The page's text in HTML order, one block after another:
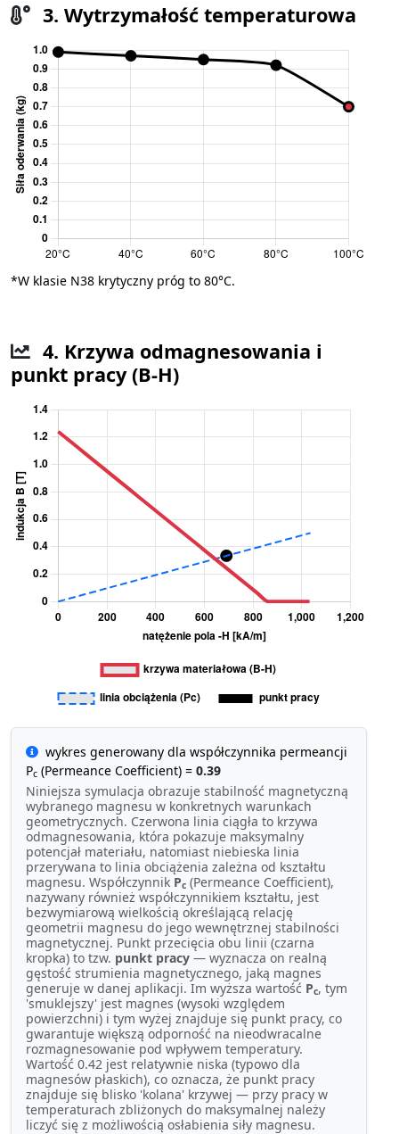
3. Wytrzymałość temperaturowa
*W klasie N38 krytyczny próg to 80°C.
4. Krzywa odmagnesowania i
punkt pracy (B-H)
wykres generowany dla współczynnika permeancji
Pc (Permeance Coefficient) = 0.39
Niniejsza symulacja obrazuje stabilność magnetyczną
wybranego magnesu w konkretnych warunkach
geometrycznych. Czerwona linia ciągła to krzywa
odmagnesowania, która pokazuje maksymalny
potencjał materiału, natomiast niebieska linia
przerywana to linia obciążenia zależna od kształtu
magnesu. Współczynnik Pc (Permeance Coefficient),
nazywany również współczynnikiem kształtu, jest
bezwymiarową wielkością określającą relację
geometrii magnesu do jego wewnętrznej stabilności
magnetycznej. Punkt przecięcia obu linii (czarna
kropka) to tzw. punkt pracy — wyznacza on realną
gęstość strumienia magnetycznego, jaką magnes
generuje w danej aplikacji. Im wyższa wartość Pc, tym
'smuklejszy' jest magnes (wysoki względem
powierzchni) i tym wyżej znajduje się punkt pracy, co
gwarantuje większą odporność na nieodwracalne
rozmagnesowanie pod wpływem temperatury.
Wartość 0.42 jest relatywnie niska (typowo dla
magnesów płaskich), co oznacza, że punkt pracy
znajduje się blisko 'kolana' krzywej — przy pracy w
temperaturach zbliżonych do maksymalnej należy
liczyć się z możliwością osłabienia siły magnesu.